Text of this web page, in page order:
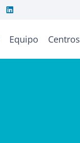
Equipo Centros